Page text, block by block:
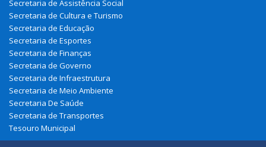
Secretaria de Assistência Social
Secretaria de Cultura e Turismo
Secretaria de Educação
Secretaria de Esportes
Secretaria de Finanças
Secretaria de Governo
Secretaria de Infraestrutura
Secretaria de Meio Ambiente
Secretaria De Saúde
Secretaria de Transportes
Tesouro Municipal